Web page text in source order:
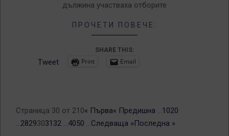
дължина участваха отборите
ПРОЧЕТИ ПОВЕЧЕ:
SHARE THIS:
Tweet Print Email
Страница 30 от 210« Първа« Предишна ...1020
...28293031 32 ...4050 ...Следваща »Последна »